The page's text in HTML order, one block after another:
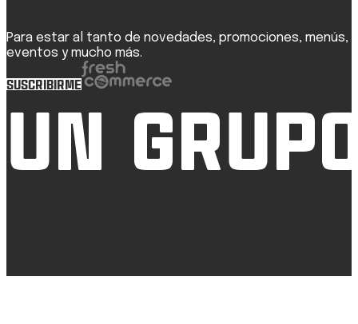
Para estar al tanto de novedades, promociones, menús,
eventos y mucho más.
SUSCRIBIRME
UN